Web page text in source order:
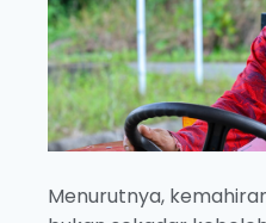
Menurutnya,